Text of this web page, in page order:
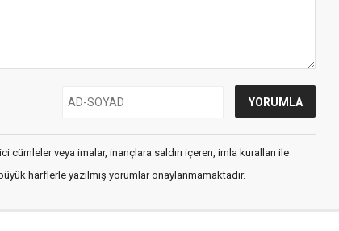
cümleler veya imalar, inançlara saldırı içeren, imla kuralları ile
harflerle yazılmış yorumlar onaylanmamaktadır.